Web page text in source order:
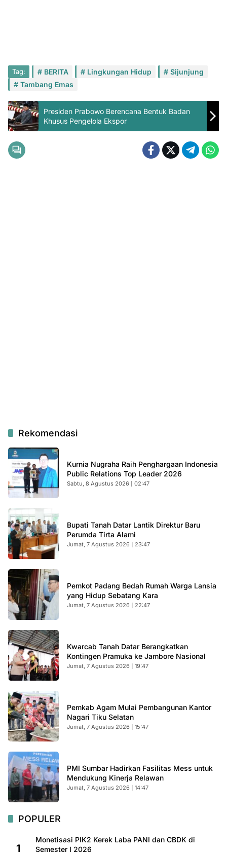
Tag: BERITA Lingkungan Hidup
Sijunjung
Tambang Emas
Presiden Prabowo Berencana Bentuk Badan
Khusus Pengelola Ekspor
Rekomendasi
Kurnia Nugraha Raih Penghargaan Indonesia
Public Relations Top Leader 2026
Sabtu, 8 Agustus 2026 | 02:47
Bupati Tanah Datar Lantik Direktur Baru
Perumda Tirta Alami
Jumat, 7 Agustus 2026 | 23:47
Pemkot Padang Bedah Rumah Warga Lansia
yang Hidup Sebatang Kara
Jumat, 7 Agustus 2026 | 22:47
Kwarcab Tanah Datar Berangkatkan
Kontingen Pramuka ke Jambore Nasional
Jumat, 7 Agustus 2026 | 19:47
Pemkab Agam Mulai Pembangunan Kantor
Nagari Tiku Selatan
Jumat, 7 Agustus 2026 | 15:47
PMI Sumbar Hadirkan Fasilitas Mess untuk
Mendukung Kinerja Relawan
Jumat, 7 Agustus 2026 | 14:47
POPULER
1
Monetisasi PIK2 Kerek Laba PANI dan CBDK di
Semester I 2026